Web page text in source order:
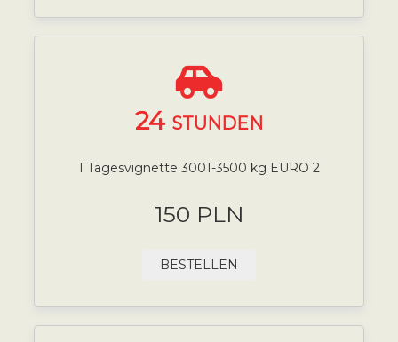
24 STUNDEN
1 Tagesvignette 3001-3500 kg EURO 2
150 PLN
BESTELLEN